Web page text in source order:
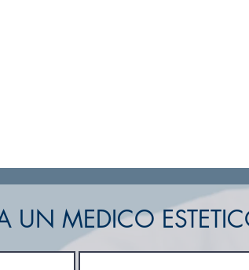
UN MEDICO